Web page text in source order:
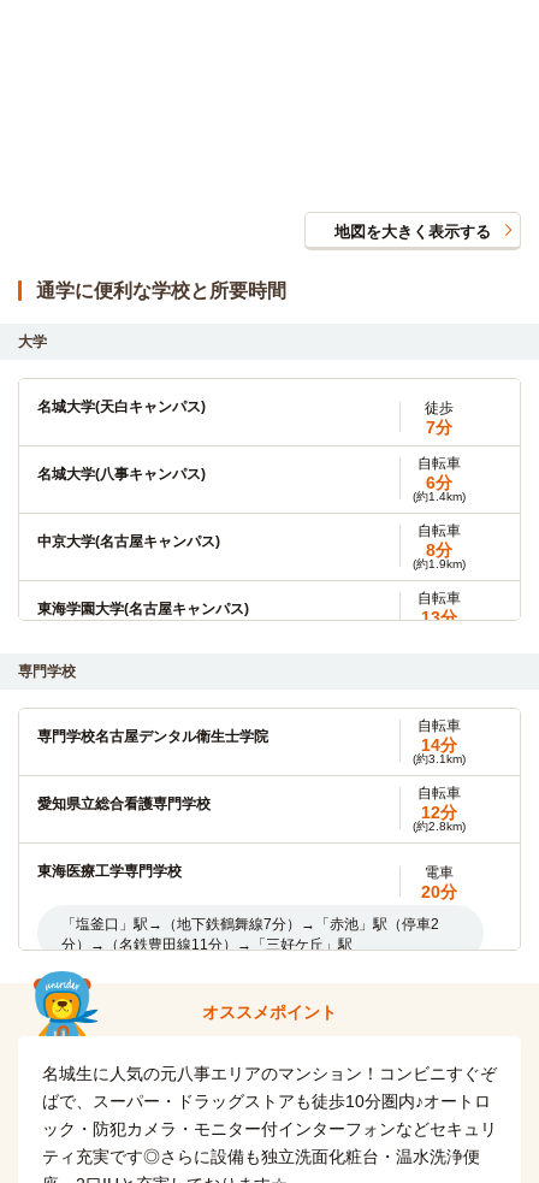
地図を大きく表示する
通学に便利な学校と所要時間
大学
名城大学(天白キャンパス) 徒歩
7分
名城大学(八事キャンパス)
自転車
6分
(約1.4km)
中京大学(名古屋キャンパス)
自転車
8分
(約1.9km)
東海学園大学(名古屋キャンパス)
自転車
13分
豊田工業大学
名古屋市立大学(田辺通キャンパス)
自転車
15分
(約3.5km)
南山大学 電車
7分
「塩釜口」駅→（地下鉄鶴舞線２分）→「八事」駅（３分）
→（地下鉄名城線２分）→「八事日赤」駅
名古屋大学(東山キャンパス)
「塩釜口」駅→（地下鉄鶴舞線２分）→「八事」駅（3分）
→（地下鉄名城線5分）→「名古屋大学」駅
名古屋市立大学(滝子（山の畑）キャンパス) 電車
14分
「塩釜口」駅→（地下鉄鶴舞線7分）→「御器所」駅→（乗換
6分）→（地下鉄桜通線1分）→「桜山」駅
専門学校
専門学校名古屋デンタル衛生士学院
自転車
14分
(約3.1km)
愛知県立総合看護専門学校
自転車
12分
(約2.8km)
東海医療工学専門学校 電車
20分
「塩釜口」駅→（地下鉄鶴舞線7分）→「赤池」駅（停車2
分）→（名鉄豊田線11分）→「三好ケ丘」駅
オススメポイント
名城生に人気の元八事エリアのマンション！コンビニすぐぞ
ばで、スーパー・ドラッグストアも徒歩10分圏内♪オートロ
ック・防犯カメラ・モニター付インターフォンなどセキュリ
ティ充実です◎さらに設備も独立洗面化粧台・温水洗浄便